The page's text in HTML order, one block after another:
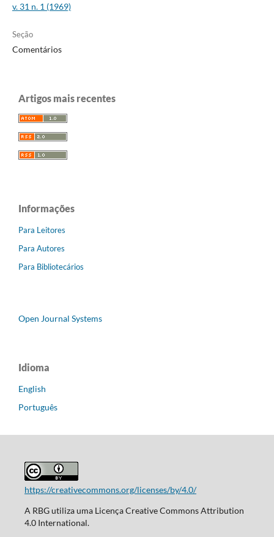
v. 31 n. 1 (1969)
Seção
Comentários
Artigos mais recentes
Informações
Para Leitores
Para Autores
Para Bibliotecários
Open Journal Systems
Idioma
English
Português
https://creativecommons.org/licenses/by/4.0/
A RBG utiliza uma Licença Creative Commons Attribution
4.0 International.